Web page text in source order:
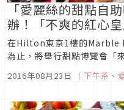
「愛麗絲的甜點自
辦！「不爽的紅心
在Hilton東京1樓的Marble
為止，將舉行甜點博覽會「
2016年08月23日 ｜ 下午茶 、